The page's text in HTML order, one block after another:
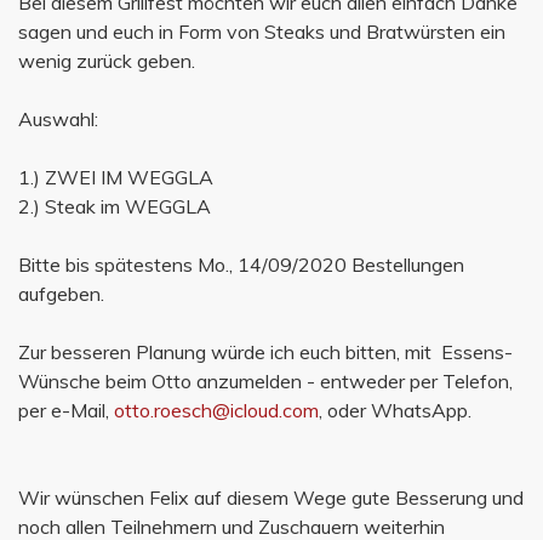
sagen und euch in Form von Steaks und Bratwürsten ein
wenig zurück geben.
Auswahl:
1.) ZWEI IM WEGGLA
2.) Steak im WEGGLA
Bitte bis spätestens Mo., 14/09/2020 Bestellungen
aufgeben.
Zur besseren Planung würde ich euch bitten, mit Essens-
Wünsche beim Otto anzumelden - entweder per Telefon,
per e-Mail, otto.roesch@icloud.com, oder WhatsApp.
Wir wünschen Felix auf diesem Wege gute Besserung und
noch allen Teilnehmern und Zuschauern weiterhin